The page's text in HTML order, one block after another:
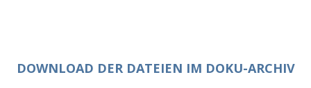
DOWNLOAD DER DATEIEN IM DOKU-ARCHIV